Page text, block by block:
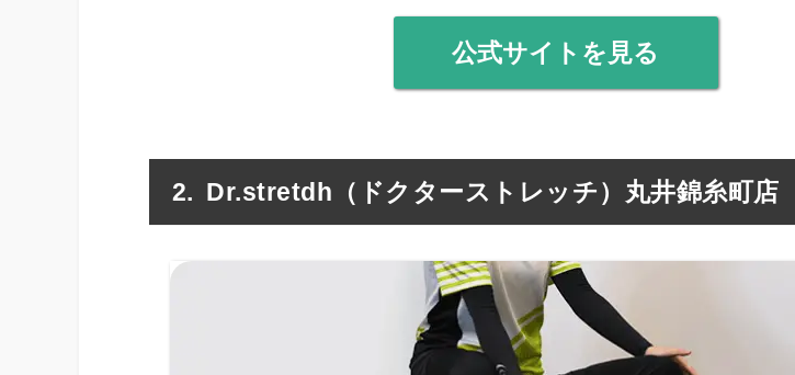
公式サイトを見る
Dr.stretdh（ドクターストレッチ）丸井錦糸町店